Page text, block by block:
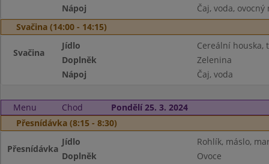
Nápoj
Čaj, voda, ovocný
Svačina (14:00 - 14:15)
Svačina
Jídlo
Cereální houska,
Doplněk
Zelenina
Nápoj
Čaj, voda
Menu Chod
Pondělí 25. 3. 2024
Přesnídávka (8:15 - 8:30)
Přesnídávka
Jídlo
Rohlík, máslo,
Doplněk
Ovoce